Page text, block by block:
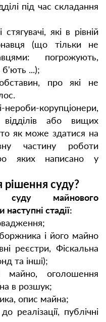
під час складання
які в рівній
(що тільки не
погрожують,
...);
про які не
корупціонери,
відділів або вищих
як може здатися на
частину роботи
яких написано у
рішення суду?
суду майнового
наступні стадії:
і його майно
реєстри, Фіскальна
та інші);
оголошення
в розшук;
опис майна;
реалізації, публічні